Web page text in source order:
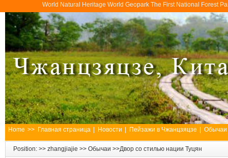
World Natural Heritage World Geopark The First National
Home >> Главная страница Новости Пейзажи в Чжанцзяцзе Обычаи
Position: >> zhangjiajie >> Обычаи >>Двор со стилью нации Туцян